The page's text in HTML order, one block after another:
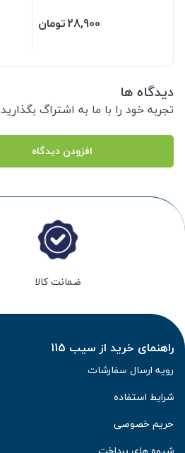
28,900تومان
دیدگاه ها
تجربه خود را با ما به اشتراگ بگذارید
افزودن دیدگاه
ضمانت کالا
راهنمای خرید از سیب 115
رویه ارسال سفارشات
شرایط استفاده
حریم خصوصی